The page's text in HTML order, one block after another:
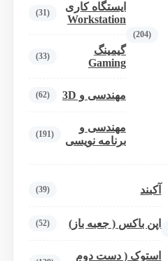
(204)
ایستگاه کاری
Workstation
(31)
گیمینگ
Gaming
(33)
مهندسی و 3D (62)
مهندسی و
برنامه نویسی
(191)
آکبند (39)
اپن باکس ( جعبه باز) (52)
استوک ( دست دوم